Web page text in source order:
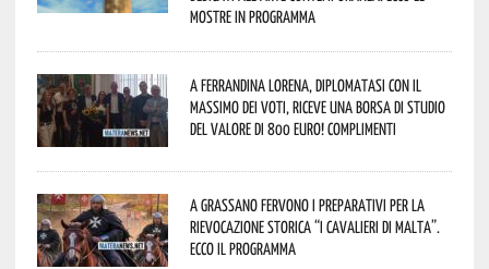
mostre in programma
A Ferrandina Lorena, diplomatasi con il
massimo dei voti, riceve una borsa di studio
del valore di 800 euro! Complimenti
A Grassano fervono i preparativi per la
Rievocazione Storica “I CAVALIERI DI MALTA”.
Ecco il programma